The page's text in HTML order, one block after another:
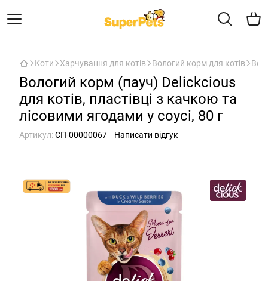
Коти Харчування для котів Вологий корм для котів
Вологий корм (пауч) Delickcious
для котів, пластівці з качкою та
лісовими ягодами у соусі, 80 г
Артикул:СП-00000067 Написати відгук